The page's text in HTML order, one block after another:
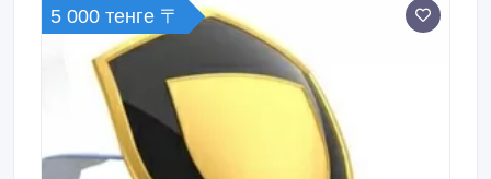
формы отложений.
5 000 тенге 〒